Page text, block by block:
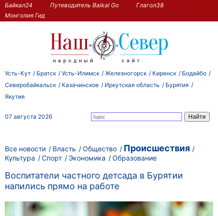
Байкал24 Путеводитель Baikal Go
Глагол38
Монголия Гид
Усть-Кут Братск Усть-Илимск Железногорск Киренск
Бодайбо
Северобайкальск
Казачинское Иркутская область
Бурятия
Якутия
07 августа 2026
Все новости Власть Общество Происшествия
Культура Спорт Экономика Образование
Воспитатели частного детсада в Бурятии
напились прямо на работе